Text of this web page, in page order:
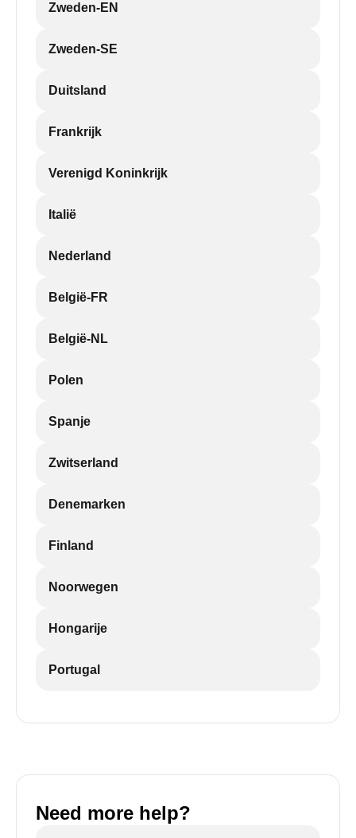
Zweden-EN
Zweden-SE
Duitsland
Frankrijk
Verenigd Koninkrijk
Italië
Nederland
België-FR
België-NL
Polen
Spanje
Zwitserland
Denemarken
Finland
Noorwegen
Hongarije
Portugal
Need more help?